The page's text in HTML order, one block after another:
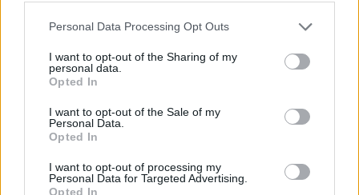
Personal Data Processing Opt Outs
I want to opt-out of the Sharing of my
personal data.
Opted In
I want to opt-out of the Sale of my
Personal Data.
Opted In
I want to opt-out of processing my
Personal Data for Targeted Advertising.
Opted In